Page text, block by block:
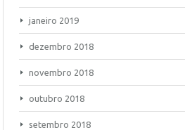
janeiro 2019
dezembro 2018
novembro 2018
outubro 2018
setembro 2018